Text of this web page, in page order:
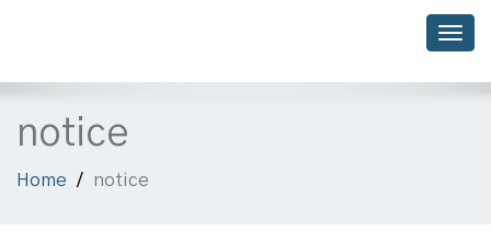
notice
Home notice